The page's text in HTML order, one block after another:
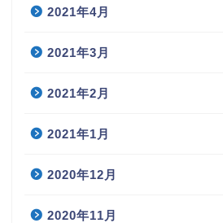
2021年4月
2021年3月
2021年2月
2021年1月
2020年12月
2020年11月